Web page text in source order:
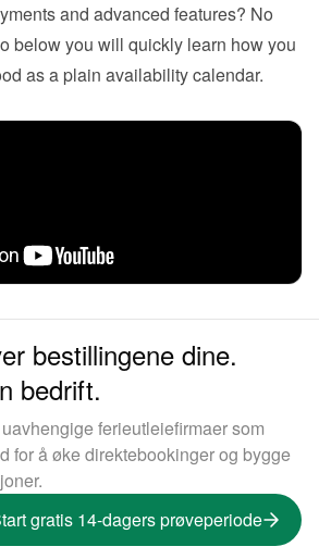
and advanced features? No
below you will quickly learn how you
as a plain availability calendar.
bestillingene dine.
bedrift.
ferieutleiefirmaer som
for å øke direktebookinger og bygge
gratis 14-dagers prøveperiode